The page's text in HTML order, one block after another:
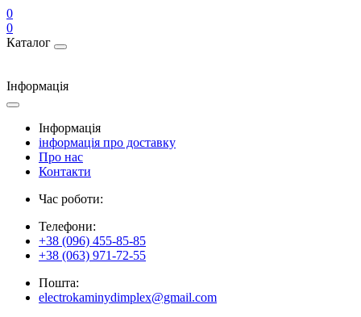
0
0
Каталог
Інформація
Інформація
інформація про доставку
Про нас
Контакти
Час роботи:
Телефони:
+38 (096) 455-85-85
+38 (063) 971-72-55
Пошта:
electrokaminydimplex@gmail.com